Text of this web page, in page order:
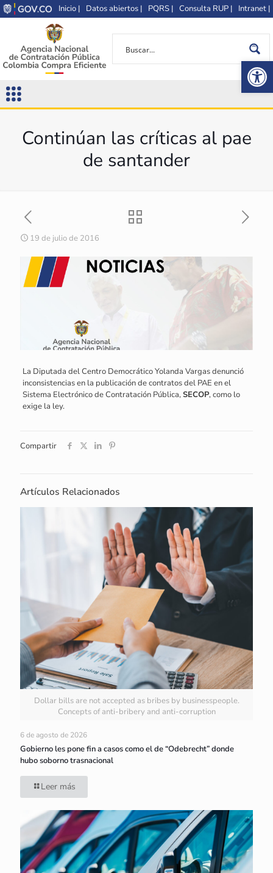
Inicio | Datos abiertos | PQRS | Consulta RUP | Intranet |
Continúan las críticas al pae
de santander
19 de julio de 2016
La Diputada del Centro Democrático Yolanda Vargas denunció
inconsistencias en la publicación de contratos del PAE en el
Sistema Electrónico de Contratación Pública,SECOP, como lo
exige la ley.
Compartir
Artículos Relacionados
Dollar bills are not accepted as bribes by businesspeople.
Concepts of anti-bribery and anti-corruption
6 de agosto de 2026
Gobierno les pone fin a casos como el de “Odebrecht” donde
hubo soborno trasnacional
Leer más